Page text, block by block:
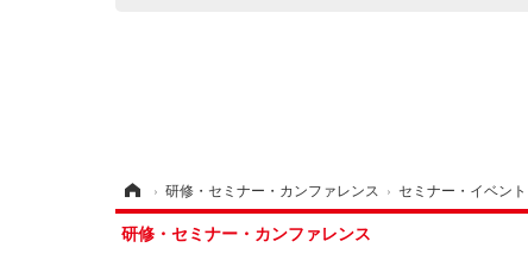
› 研修・セミナー・カンファレンス › セミナー・イベント
研修・セミナー・カンファレンス